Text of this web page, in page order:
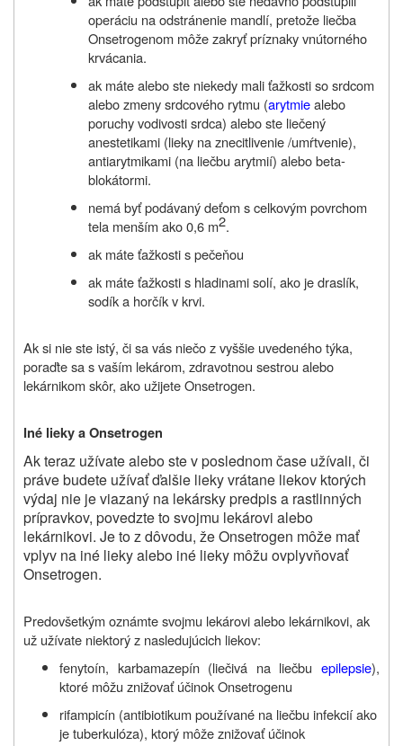
operáciu na odstránenie mandlí, pretože liečba
Onsetrogenom môže zakryť príznaky vnútorného
krvácania.
ak máte alebo ste niekedy mali ťažkosti so srdcom
alebo zmeny srdcového rytmu (arytmiealebo
poruchy vodivosti srdca) alebo ste liečený
anestetikami (lieky na znecitlivenie /umŕtvenie),
antiarytmikami (na liečbu arytmií) alebo beta-
blokátormi.
nemá byť podávaný deťom s celkovým povrchom
tela menším ako 0,6 m2.
ak máte ťažkosti s pečeňou
ak máte ťažkosti s hladinami solí, ako je draslík,
sodík a horčík v krvi.
Ak si nie ste istý, či sa vás niečo z vyššie uvedeného týka,
poraďte sa s vaším lekárom, zdravotnou sestrou alebo
lekárnikom skôr, ako užijete Onsetrogen.
Iné lieky a Onsetrogen
Ak teraz užívate alebo ste v poslednom čase užívali, či
práve budete užívať ďalšie lieky vrátane liekov ktorých
výdaj nie je viazaný na lekársky predpis a rastlinných
prípravkov, povedzte to svojmu lekárovi alebo
lekárnikovi. Je to z dôvodu, že Onsetrogen môže mať
vplyv na iné lieky alebo iné lieky môžu ovplyvňovať
Onsetrogen.
Predovšetkým oznámte svojmu lekárovi alebo lekárnikovi, ak
už užívate niektorý z nasledujúcich liekov:
fenytoín, karbamazepín (liečivá na liečbu epilepsie),
ktoré môžu znižovať účinok Onsetrogenu
rifampicín (antibiotikum používané na liečbu infekcií ako
je tuberkulóza), ktorý môže znižovať účinok